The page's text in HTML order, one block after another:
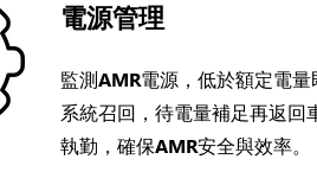
電源管理
監測AMR電源，低於額定電量
系統召回，待電量補足再返回
執勤，確保AMR安全與效率。